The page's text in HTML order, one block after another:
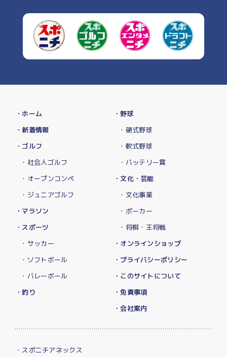
・ホーム
・新着情報
・ゴルフ
・社会人ゴルフ
・オープンコンペ
・ジュニアゴルフ
・マラソン
・スポーツ
・サッカー
・ソフトボール
・バレーボール
・釣り
・野球
・硬式野球
・軟式野球
・バッテリー賞
・文化・芸能
・文化事業
・ポーカー
・将棋・王将戦
・オンラインショップ
・プライバシーポリシー
・このサイトについて
・免責事項
・会社案内
・スポニチアネックス